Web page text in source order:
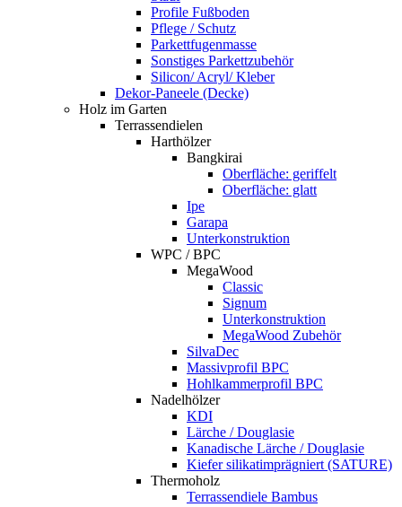
Profile Fußboden
Pflege / Schutz
Parkettfugenmasse
Sonstiges Parkettzubehör
Silicon/ Acryl/ Kleber
Dekor-Paneele (Decke)
Holz im Garten
Terrassendielen
Harthölzer
Bangkirai
Oberfläche: geriffelt
Oberfläche: glatt
Ipe
Garapa
Unterkonstruktion
WPC / BPC
MegaWood
Classic
Signum
Unterkonstruktion
MegaWood Zubehör
SilvaDec
Massivprofil BPC
Hohlkammerprofil BPC
Nadelhölzer
KDI
Lärche / Douglasie
Kanadische Lärche / Douglasie
Kiefer silikatimprägniert (SATURE)
Thermoholz
Terrassendiele Bambus